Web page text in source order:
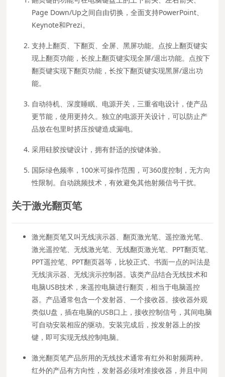
Page Down/Up之间自由切换，全面支持PowerPoint、
Keynote和Prezi。
支持上翻页、下翻页、全屏、黑屏功能。点按上翻页键实
现上翻页功能，长按上翻页键实现全屏/退出功能。点按下
翻页键实现下翻页功能，长按下翻页键实现黑屏/退出功
能。
自动待机、深度睡眠、电源开关，三重省电设计，使产品
更节能，使用更持久。独立的电源开关设计，可以防止产
品放在包里时挤压按键造成漏电。
采用硅胶按键设计，拥有舒适的按键体验。
国际绿色频率，100米可操作范围，可360度控制，无方向
性限制。自动跳频技术，有效避免其他射频信号干扰。
关于激光翻页笔
激光翻页笔又叫无线演示器、翻页激光笔、遥控激光笔、
激光遥控笔、无线激光笔、无线翻页激光笔、PPT翻页笔、
PPT遥控笔、PPT翻页器等，比较正式、书面一点的叫法是
无线演示器、无线演示控制器。该类产品结合无线技术和
电脑USB技术，来遥控电脑进行翻页，相当于电脑遥控
器。产品通常包含一个发射器、一个接收器。接收器外观
类似U盘，插在电脑的USB口上，接收控制信号，其间电脑
可自动安装相应的驱动。安装完成后，按发射器上的按
键，即可实现无线控制电脑。
激光翻页笔产品所用的无线技术通常有红外和射频两种。
红外的产品有方向性，发射器必须对准接收器，并且中间